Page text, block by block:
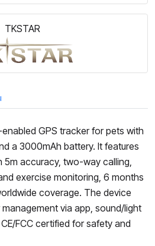
TKSTAR
GPS tracker for pets with
a 3000mAh battery. It features
5m accuracy, two-way calling,
exercise monitoring, 6 months
coverage. The device
via app, sound/light
FCC certified for safety and